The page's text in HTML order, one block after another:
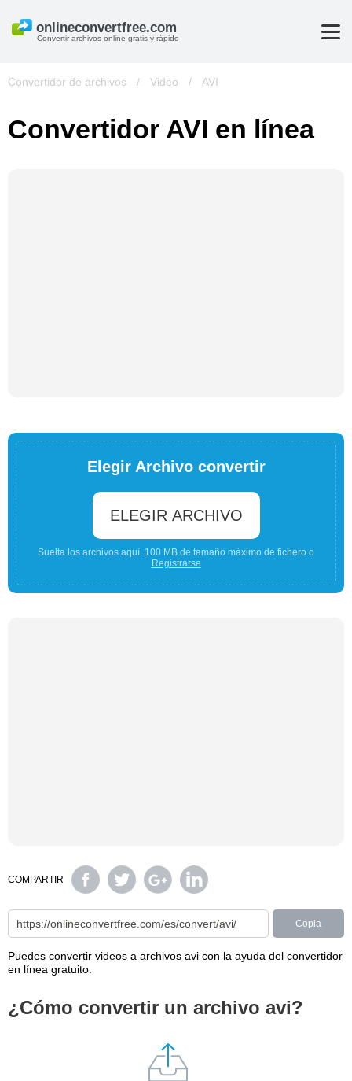
Convertir archivos online gratis y rápido
Convertidor de archivos / Video / AVI
Convertidor AVI en línea
Elegir Archivo convertir
ELEGIR ARCHIVO
Suelta los archivos aquí. 100 MB de tamaño máximo de fichero o
Registrarse
COMPARTIR
Copia
Puedes convertir videos a archivos avi con la ayuda del convertidor
en línea gratuito.
¿Cómo convertir un archivo avi?